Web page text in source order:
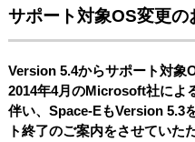
サポート対象OS変更の
Version 5.4からサポート対象
2014年4月のMicrosoft社によ
伴い、Space-EもVersion 5.3
ト終了のご案内をさせていた